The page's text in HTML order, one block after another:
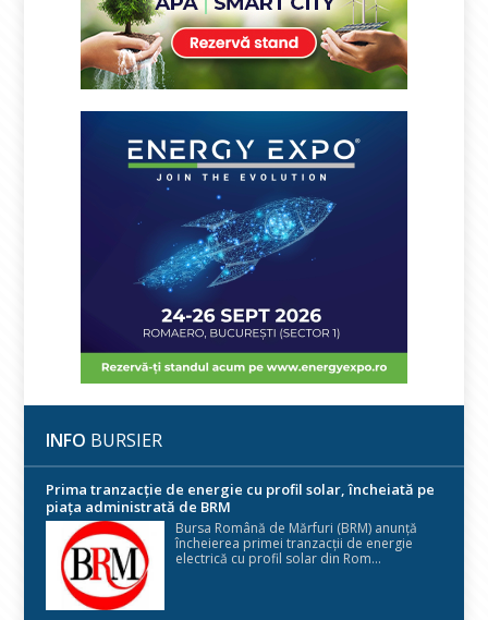
INFO BURSIER
Prima tranzacție de energie cu profil solar, încheiată pe
piața administrată de BRM
Bursa Română de Mărfuri (BRM) anunță
încheierea primei tranzacții de energie
electrică cu profil solar din Rom...